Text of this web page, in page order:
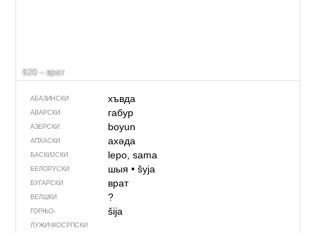
620 – врат
АБАЗИНСКИ хъвда
АВАРСКИ габур
АЗЕРСКИ boyun
АПХАСКИ ахәда
БАСКИЈСКИ lepo, sama
БЕЛОРУСКИ шыя• šyja
БУГАРСКИ врат
ВЕЛШКИ ?
ГОРЊО­
ЛУЖИЧКОСРПСКИ
šija